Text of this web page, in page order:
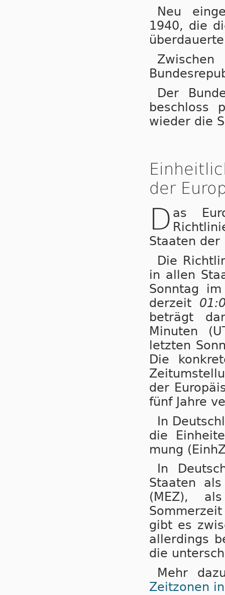
Neu
1940, die
Der
beschloss
wieder die
der
D as
Staaten der
Die
in allen
Sonntag
derzeit
beträgt
Minuten
letzten
Die
der
fünf Jahre
In
die
mung
In
Staaten
(MEZ),
gibt es
aller­dings
die
Mehr
Zeitzonen